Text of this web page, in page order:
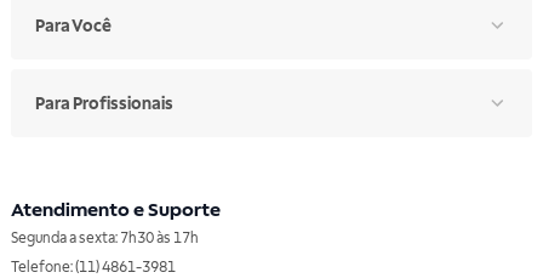
Para Você
Para Profissionais
Atendimento e Suporte
Segunda a sexta: 7h30 às 17h
Telefone: (11) 4861-3981